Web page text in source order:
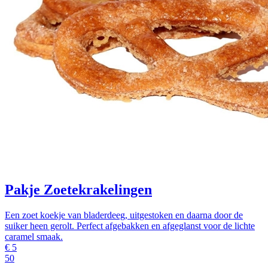
Pakje Zoetekrakelingen
Een zoet koekje van bladerdeeg, uitgestoken en daarna door de
suiker heen gerolt. Perfect afgebakken en afgeglanst voor de lichte
caramel smaak.
€ 5
50